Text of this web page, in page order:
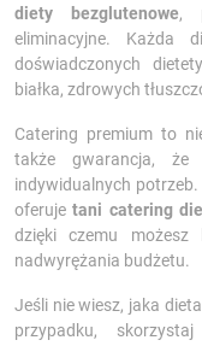
diety bezglutenowe,
eliminacyjne. Każda
doświadczonych
białka, zdrowych
Catering premium to
także gwarancja, że
indywidualnych
oferujetani catering
dzięki czemu możesz
nadwyrężania budżetu.
Jeśli nie wiesz, jaka
przypadku,